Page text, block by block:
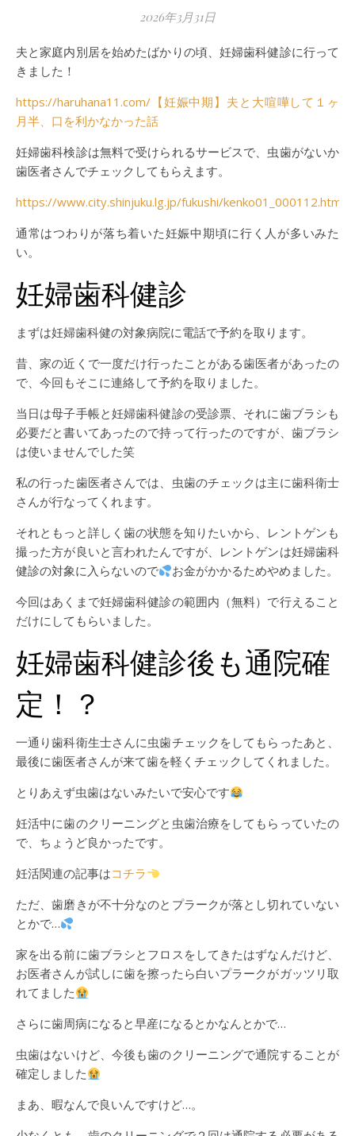
2026年3月31日
夫と家庭内別居を始めたばかりの頃、妊婦歯科健診に行って
きました！
https://haruhana11.com/【妊娠中期】夫と大喧嘩して１ヶ
月半、口を利かなかった話
妊婦歯科検診は無料で受けられるサービスで、虫歯がないか
歯医者さんでチェックしてもらえます。
https://www.city.shinjuku.lg.jp/fukushi/kenko01_000112.html
通常はつわりが落ち着いた妊娠中期頃に行く人が多いみた
い。
妊婦歯科健診
まずは妊婦歯科健の対象病院に電話で予約を取ります。
昔、家の近くで一度だけ行ったことがある歯医者があったの
で、今回もそこに連絡して予約を取りました。
当日は母子手帳と妊婦歯科健診の受診票、それに歯ブラシも
必要だと書いてあったので持って行ったのですが、歯ブラシ
は使いませんでした笑
私の行った歯医者さんでは、虫歯のチェックは主に歯科衛士
さんが行なってくれます。
それともっと詳しく歯の状態を知りたいから、レントゲンも
撮った方が良いと言われたんですが、レントゲンは妊婦歯科
健診の対象に入らないので
お金がかかるためやめました。
今回はあくまで妊婦歯科健診の範囲内（無料）で行えること
だけにしてもらいました。
妊婦歯科健診後も通院確
定！？
一通り歯科衛生士さんに虫歯チェックをしてもらったあと、
最後に歯医者さんが来て歯を軽くチェックしてくれました。
とりあえず虫歯はないみたいで安心です
妊活中に歯のクリーニングと虫歯治療をしてもらっていたの
で、ちょうど良かったです。
妊活関連の記事はコチラ
ただ、歯磨きが不十分なのとプラークが落とし切れていない
とかで…
家を出る前に歯ブラシとフロスをしてきたはずなんだけど、
お医者さんが試しに歯を擦ったら白いプラークがガッツリ取
れてました
さらに歯周病になると早産になるとかなんとかで…
虫歯はないけど、今後も歯のクリーニングで通院することが
確定しました
まあ、暇なんで良いんですけど…。